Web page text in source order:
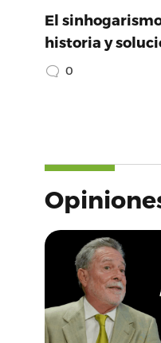
El
historia y
0